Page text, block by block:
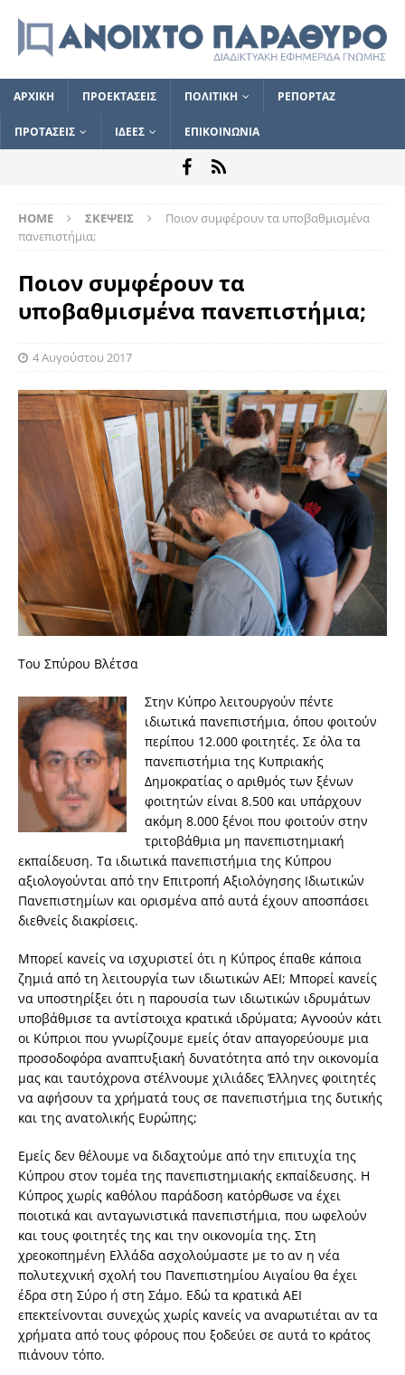
ΑΡΧΙΚΗ ΠΡΟΕΚΤΑΣΕΙΣ ΠΟΛΙΤΙΚΗ ΡΕΠΟΡΤΑΖ
ΠΡΟΤΑΣΕΙΣ ΙΔΕΕΣ ΕΠΙΚΟΙΝΩΝΙΑ
HOME ΣΚΕΨΕΙΣ
Ποιον συμφέρουν τα υποβαθμισμένα
πανεπιστήμια;
Ποιον συμφέρουν τα
υποβαθμισμένα πανεπιστήμια;
4 Αυγούστου 2017
Του Σπύρου Βλέτσα
Στην Κύπρο λειτουργούν πέντε
ιδιωτικά πανεπιστήμια, όπου φοιτούν
περίπου 12.000 φοιτητές. Σε όλα τα
πανεπιστήμια της Κυπριακής
Δημοκρατίας ο αριθμός των ξένων
φοιτητών είναι 8.500 και υπάρχουν
ακόμη 8.000 ξένοι που φοιτούν στην
τριτοβάθμια μη πανεπιστημιακή
εκπαίδευση. Τα ιδιωτικά πανεπιστήμια της Κύπρου
αξιολογούνται από την Επιτροπή Αξιολόγησης Ιδιωτικών
Πανεπιστημίων και ορισμένα από αυτά έχουν αποσπάσει
διεθνείς διακρίσεις.
Μπορεί κανείς να ισχυριστεί ότι η Κύπρος έπαθε κάποια
ζημιά από τη λειτουργία των ιδιωτικών ΑΕΙ; Μπορεί κανείς
να υποστηρίξει ότι η παρουσία των ιδιωτικών ιδρυμάτων
υποβάθμισε τα αντίστοιχα κρατικά ιδρύματα; Αγνοούν κάτι
οι Κύπριοι που γνωρίζουμε εμείς όταν απαγορεύουμε μια
προσοδοφόρα αναπτυξιακή δυνατότητα από την οικονομία
μας και ταυτόχρονα στέλνουμε χιλιάδες Έλληνες φοιτητές
να αφήσουν τα χρήματά τους σε πανεπιστήμια της δυτικής
και της ανατολικής Ευρώπης;
Εμείς δεν θέλουμε να διδαχτούμε από την επιτυχία της
Κύπρου στον τομέα της πανεπιστημιακής εκπαίδευσης. Η
Κύπρος χωρίς καθόλου παράδοση κατόρθωσε να έχει
ποιοτικά και ανταγωνιστικά πανεπιστήμια, που ωφελούν
και τους φοιτητές της και την οικονομία της. Στη
χρεοκοπημένη Ελλάδα ασχολούμαστε με το αν η νέα
πολυτεχνική σχολή του Πανεπιστημίου Αιγαίου θα έχει
έδρα στη Σύρο ή στη Σάμο. Εδώ τα κρατικά ΑΕΙ
επεκτείνονται συνεχώς χωρίς κανείς να αναρωτιέται αν τα
χρήματα από τους φόρους που ξοδεύει σε αυτά το κράτος
πιάνουν τόπο.